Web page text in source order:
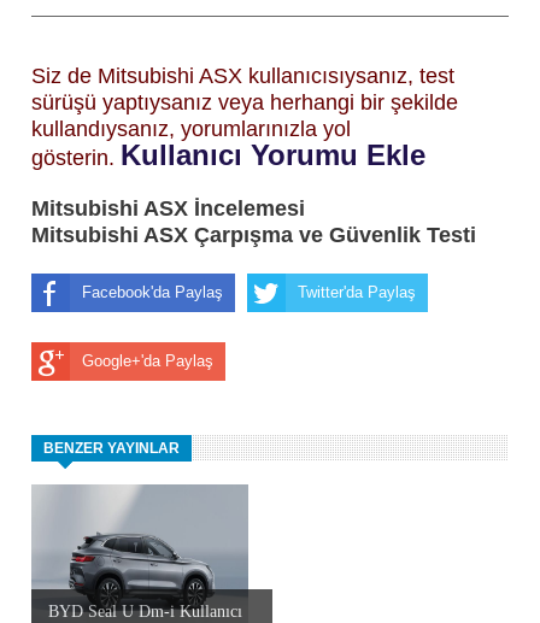
Siz de Mitsubishi ASX kullanıcısıysanız, test
sürüşü yaptıysanız veya herhangi bir şekilde
kullandıysanız, yorumlarınızla yol
gösterin. Kullanıcı Yorumu Ekle
Mitsubishi ASX İncelemesi
Mitsubishi ASX Çarpışma ve Güvenlik Testi
Facebook'da Paylaş Twitter'da Paylaş
Google+'da Paylaş
BENZER YAYINLAR
BYD Seal U Dm-i Kullanıcı